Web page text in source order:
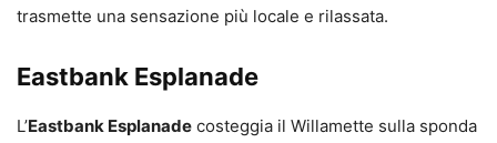
trasmette una sensazione più locale e rilassata.
Eastbank Esplanade
L’Eastbank Esplanade costeggia il Willamette sulla sponda